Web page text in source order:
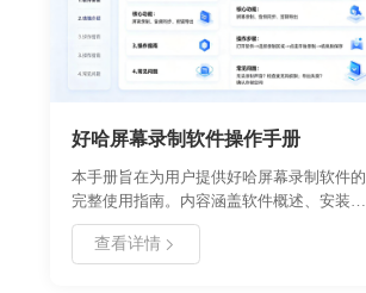
好哈屏幕录制软件操作手册
本手册旨在为用户提供好哈屏幕录制软件的
完整使用指南。内容涵盖软件概述、安装卸
载流程、首次使用配置、核心功能说明、详
细操作教程以及常见问题解决方案。好哈录
查看详情